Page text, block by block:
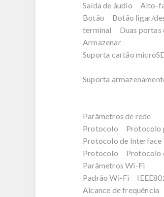
Saída de áudio Alto-
Botão Botão ligar/
terminal Duas portas
Armazenar
Suporta cartão
Suporta
Parâmetros de rede
Protocolo Protocolo
Protocolo de
Protocolo Protocolo
Parâmetros Wi-Fi
Padrão Wi-Fi
Alcance de